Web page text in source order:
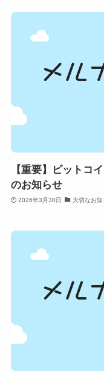
【重要】ビットコ
のお知らせ
2026年3月30日 大切なお知